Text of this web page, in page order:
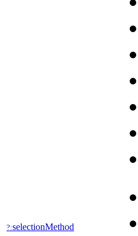
?:selectionMethod